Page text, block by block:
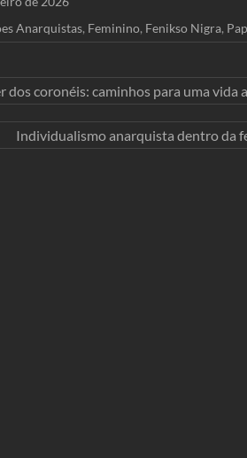
Anarquistas, Feminino, Fenikso Nigra,
dos coronéis: caminhos para uma vida
Individualismo anarquista dentro da